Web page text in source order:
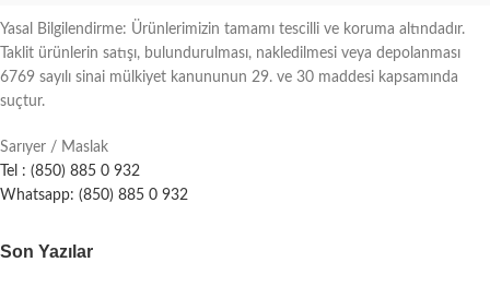
Yasal Bilgilendirme: Ürünlerimizin tamamı tescilli ve koruma altındadır.
Taklit ürünlerin satışı, bulundurulması, nakledilmesi veya depolanması
6769 sayılı sinai mülkiyet kanununun 29. ve 30 maddesi kapsamında
suçtur.
Sarıyer / Maslak
Tel : (850) 885 0 932
Whatsapp: (850) 885 0 932
Son Yazılar